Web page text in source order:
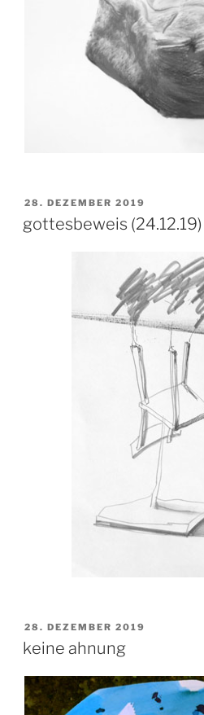
VERÖFFENTLICHT
28. DEZEMBER 2019
gottesbeweis (24.12.19)
VERÖFFENTLICHT
AM
28. DEZEMBER 2019
keine ahnung